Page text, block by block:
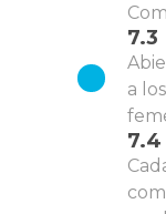
7.3
a
7.4